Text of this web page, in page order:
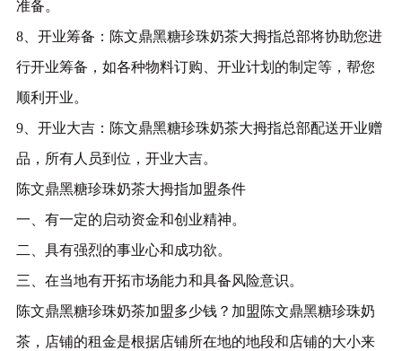
准备。
8、开业筹备：陈文鼎黑糖珍珠奶茶大拇指总部将协助您进
行开业筹备，如各种物料订购、开业计划的制定等，帮您
顺利开业。
9、开业大吉：陈文鼎黑糖珍珠奶茶大拇指总部配送开业赠
品，所有人员到位，开业大吉。
陈文鼎黑糖珍珠奶茶大拇指加盟条件
一、有一定的启动资金和创业精神。
二、具有强烈的事业心和成功欲。
三、在当地有开拓市场能力和具备风险意识。
陈文鼎黑糖珍珠奶茶加盟多少钱？加盟陈文鼎黑糖珍珠奶
茶，店铺的租金是根据店铺所在地的地段和店铺的大小来